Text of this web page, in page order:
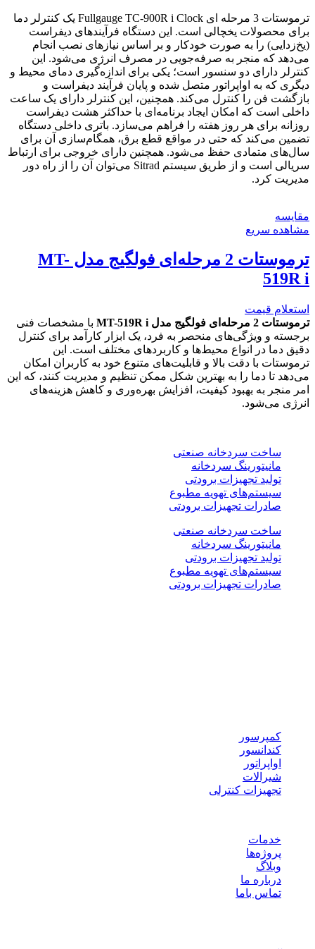
ترموستات 3 مرحله ای Fullgauge TC-900R i Clock یک کنترلر دما
برای محصولات یخچالی است. این دستگاه فرآیندهای دیفراست
(یخ‌زدایی) را به صورت خودکار و بر اساس نیازهای نصب انجام
می‌دهد که منجر به صرفه‌جویی در مصرف انرژی می‌شود. این
کنترلر دارای دو سنسور است؛ یکی برای اندازه‌گیری دمای محیط و
دیگری که به اواپراتور متصل شده و پایان فرآیند دیفراست و
بازگشت فن را کنترل می‌کند. همچنین، این کنترلر دارای یک ساعت
داخلی است که امکان ایجاد برنامه‌ای با حداکثر هشت دیفراست
روزانه برای هر روز هفته را فراهم می‌سازد. باتری داخلی دستگاه
تضمین می‌کند که حتی در مواقع قطع برق، همگام‌سازی آن برای
سال‌های متمادی حفظ می‌شود. همچنین دارای خروجی برای ارتباط
سریالی است و از طریق سیستم Sitrad می‌توان آن را از راه دور
مدیریت کرد.
مقایسه
مشاهده سریع
ترموستات 2 مرحله‌ای فولگیج مدل MT-
519R i
استعلام قیمت
ترموستات 2 مرحله‌ای فولگیج مدل MT-519R i
با مشخصات فنی
برجسته و ویژگی‌های منحصر به فرد، یک ابزار کارآمد برای کنترل
دقیق دما در انواع محیط‌ها و کاربردهای مختلف است. این
ترموستات با دقت بالا و قابلیت‌های متنوع خود به کاربران امکان
می‌دهد تا دما را به بهترین شکل ممکن تنظیم و مدیریت کنند، که این
امر منجر به بهبود کیفیت، افزایش بهره‌وری و کاهش هزینه‌های
انرژی می‌شود.
ساخت سردخانه صنعتی
مانیتورینگ سردخانه
تولید تجهیزات برودتی
سیستم‌های تهویه مطبوع
صادرات تجهیزات برودتی
ساخت سردخانه صنعتی
مانیتورینگ سردخانه
تولید تجهیزات برودتی
سیستم‌های تهویه مطبوع
صادرات تجهیزات برودتی
کمپرسور
کندانسور
اواپراتور
شیرالات
تجهیزات کنترلی
خدمات
پروژه‌ها
وبلاگ
درباره ما
تماس باما